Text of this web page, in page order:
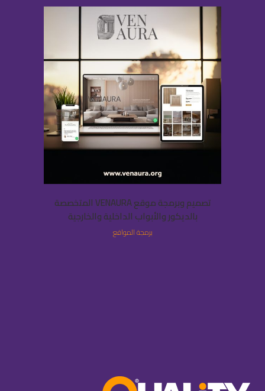
تصميم وبرمجة موقع VENAURA المتخصصة
بالديكور والأبواب الداخلية والخارجية
برمجة المواقع